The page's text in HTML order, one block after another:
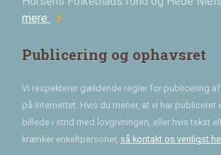
mere chevron_right
Publicering og ophavsret
Vi respekterer gældende regler for publicering
på Internettet. Hvis du mener, at vi har publiceret
billede i strid med lovgivningen, eller hvis tekst
krænker enkeltpersoner, så kontakt os venligst